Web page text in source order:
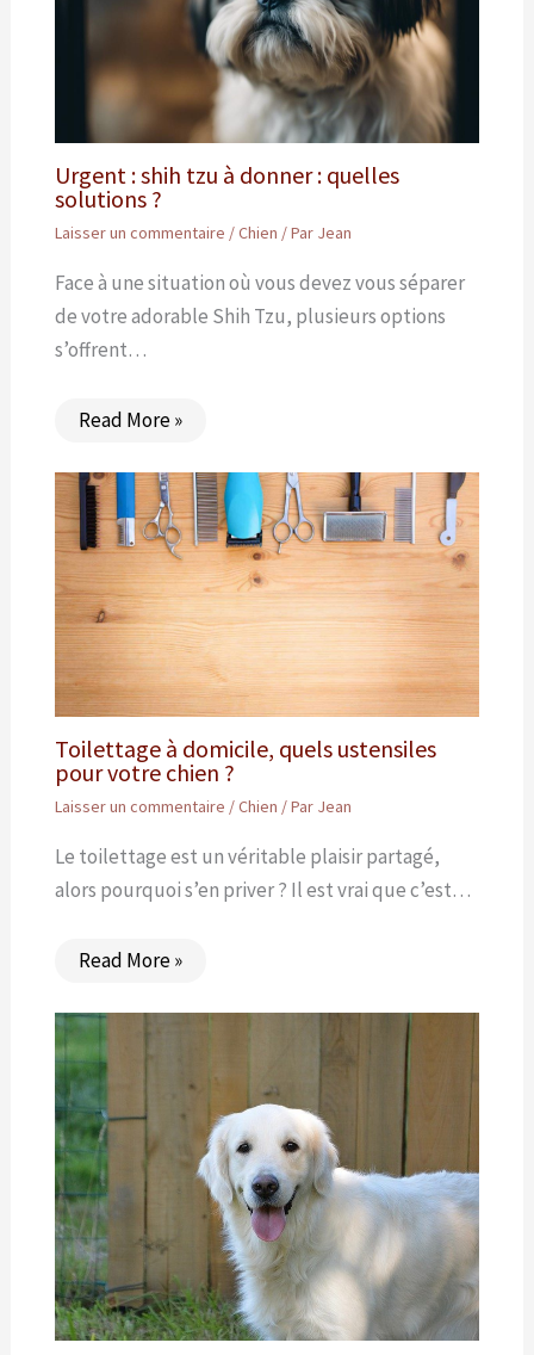
Urgent : shih tzu à donner : quelles
solutions ?
Laisser un commentaire /Chien / Par Jean
Face à une situation où vous devez vous séparer
de votre adorable Shih Tzu, plusieurs options
s’offrent…
Read More »
Toilettage à domicile, quels ustensiles
pour votre chien ?
Laisser un commentaire /Chien / Par Jean
Le toilettage est un véritable plaisir partagé,
alors pourquoi s’en priver ? Il est vrai que c’est…
Read More »